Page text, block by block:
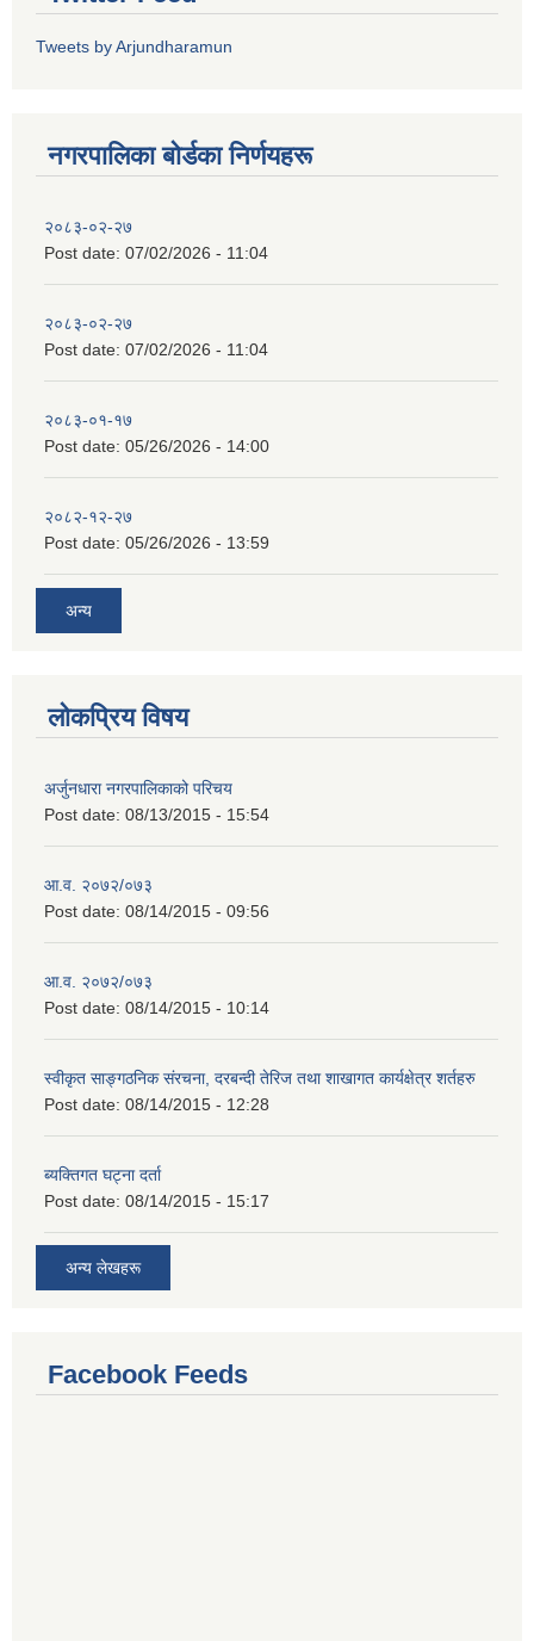
Tweets by Arjundharamun
नगरपालिका बाेर्डका निर्णयहरू
२०८३-०२-२७
Post date: 07/02/2026 - 11:04
२०८३-०२-२७
Post date: 07/02/2026 - 11:04
२०८३-०१-१७
Post date: 05/26/2026 - 14:00
२०८२-१२-२७
Post date: 05/26/2026 - 13:59
अन्य
लोकप्रिय विषय
अर्जुनधारा नगरपालिकाको परिचय
Post date: 08/13/2015 - 15:54
आ.व. २०७२/०७३
Post date: 08/14/2015 - 09:56
आ.व. २०७२/०७३
Post date: 08/14/2015 - 10:14
स्वीकृत साङ्गठनिक संरचना, दरबन्दी तेरिज तथा शाखागत कार्यक्षेत्र शर्तहरु
Post date: 08/14/2015 - 12:28
ब्यक्तिगत घट्ना दर्ता
Post date: 08/14/2015 - 15:17
अन्य लेखहरू
Facebook Feeds